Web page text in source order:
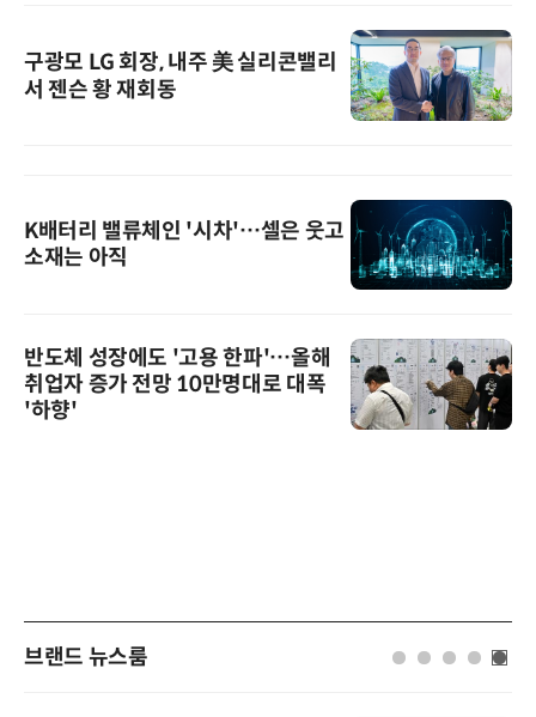
구광모 LG 회장, 내주 美 실리콘밸리
서 젠슨 황 재회동
K배터리 밸류체인 '시차'…셀은 웃고
소재는 아직
반도체 성장에도 '고용 한파'…올해
취업자 증가 전망 10만명대로 대폭
'하향'
브랜드 뉴스룸